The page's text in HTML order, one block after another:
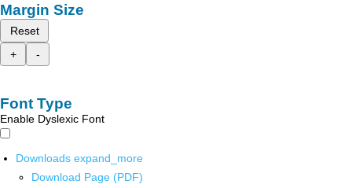
Margin Size
Reset
+
-
Font Type
Enable Dyslexic Font
Downloads expand_more
Download Page (PDF)